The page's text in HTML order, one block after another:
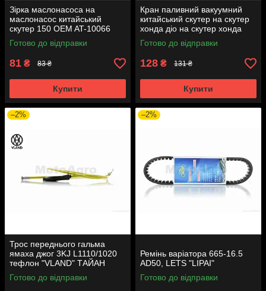
Зірка маслонасоса на
маслонасос китайський
скутер 150 OEM AT-10066
Готово до відправки
81 ₴ 83 ₴
Купити
Кран паливний вакуумний
китайський скутер на скутер
хонда діо на скутер хонда
такт AF24 вкручується M16
AT-7074
Готово до відправки
128 ₴ 131 ₴
Купити
–2%
Трос переднього гальма
ямаха джог 3KJ L1110/1020
тефлон "VLAND" ТАЙАН
Готово до відправки
–2%
Ремінь варіатора 665-16.5
AD50, LETS "LIPAI"
Готово до відправки